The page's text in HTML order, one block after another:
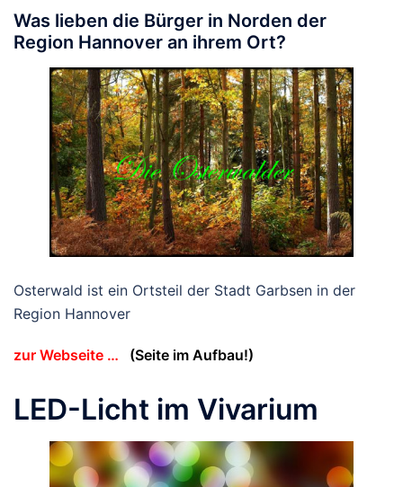
Was lieben die Bürger in Norden der
Region Hannover an ihrem Ort?
Osterwald ist ein Ortsteil der Stadt Garbsen in der
Region Hannover
zur Webseite … (Seite im Aufbau!)
LED-Licht im Vivarium